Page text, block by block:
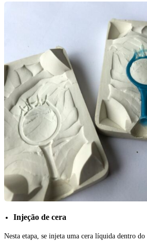
Injeção de cera
Nesta etapa, se injeta uma cera líquida dentro